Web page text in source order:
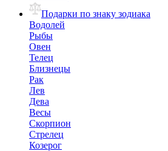
Подарки по знаку зодиака
Водолей
Рыбы
Овен
Телец
Близнецы
Рак
Лев
Дева
Весы
Скорпион
Стрелец
Козерог